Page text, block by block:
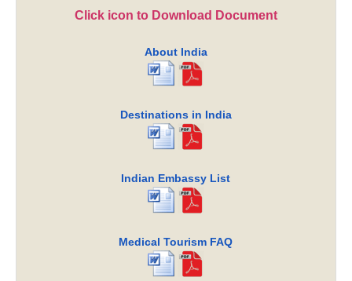
Click icon to Download Document
About India
Destinations in India
Indian Embassy List
Medical Tourism FAQ